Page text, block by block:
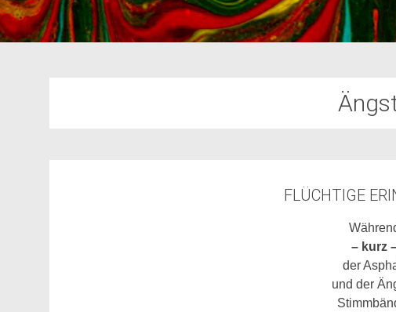
FLÜCHTIGE
– kurz
der
und der